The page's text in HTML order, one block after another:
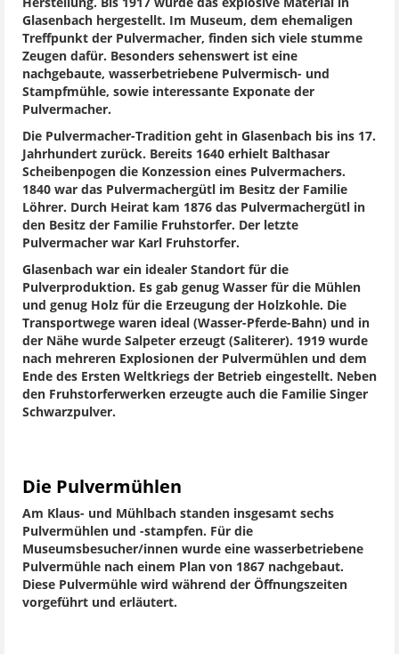
Glasenbach hergestellt. Im Museum, dem ehemaligen
Treffpunkt der Pulvermacher, finden sich viele stumme
Zeugen dafür. Besonders sehenswert ist eine
nachgebaute, wasserbetriebene Pulvermisch- und
Stampfmühle, sowie interessante Exponate der
Pulvermacher.
Die Pulvermacher-Tradition geht in Glasenbach bis ins 17.
Jahrhundert zurück. Bereits 1640 erhielt Balthasar
Scheibenpogen die Konzession eines Pulvermachers.
1840 war das Pulvermachergütl im Besitz der Familie
Löhrer. Durch Heirat kam 1876 das Pulvermachergütl in
den Besitz der Familie Fruhstorfer. Der letzte
Pulvermacher war Karl Fruhstorfer.
Glasenbach war ein idealer Standort für die
Pulverproduktion. Es gab genug Wasser für die Mühlen
und genug Holz für die Erzeugung der Holzkohle. Die
Transportwege waren ideal (Wasser-Pferde-Bahn) und in
der Nähe wurde Salpeter erzeugt (Saliterer). 1919 wurde
nach mehreren Explosionen der Pulvermühlen und dem
Ende des Ersten Weltkriegs der Betrieb eingestellt. Neben
den Fruhstorferwerken erzeugte auch die Familie Singer
Schwarzpulver.
Die Pulvermühlen
Am Klaus- und Mühlbach standen insgesamt sechs
Pulvermühlen und -stampfen. Für die
Museumsbesucher/innen wurde eine wasserbetriebene
Pulvermühle nach einem Plan von 1867 nachgebaut.
Diese Pulvermühle wird während der Öffnungszeiten
vorgeführt und erläutert.